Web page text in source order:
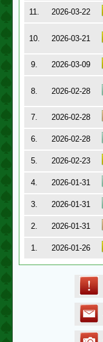
11.
2026-03-22
10. 2026-03-21
9. 2026-03-09
8. 2026-02-28
7.
2026-02-28
6.
2026-02-28
5.
2026-02-23
4.
2026-01-31
3.
2026-01-31
2.
2026-01-31
1.
2026-01-26